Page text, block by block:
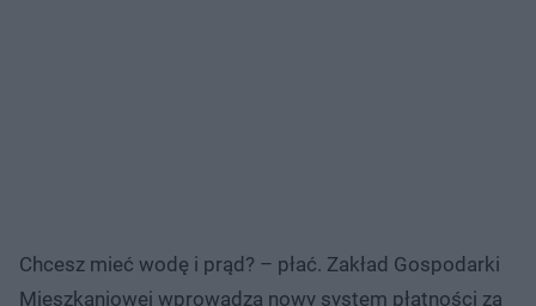
Chcesz mieć wodę i prąd? – płać. Zakład Gospodarki
Mieszkaniowej wprowadza nowy system płatności za